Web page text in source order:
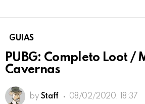
GUIAS
PUBG: Completo Loot /
Cavernas
by Staff 08/02/2020, 18:37